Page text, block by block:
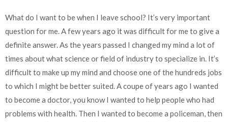
What do I want to be when I leave school? It’s very important
question for me. A few years ago it was difficult for me to give a
definite answer. As the years passed I changed my mind a lot of
times about what science or field of industry to specialize in. It’s
difficult to make up my mind and choose one of the hundreds jobs
to which I might be better suited. A coupe of years ago I wanted
to become a doctor, you know I wanted to help people who had
problems with health. Then I wanted to become a policeman, then